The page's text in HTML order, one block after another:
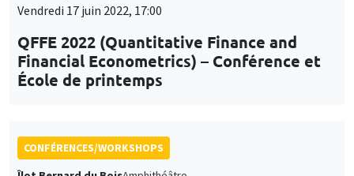
Vendredi 17 juin 2022, 17:00
QFFE 2022 (Quantitative Finance and
Financial Econometrics) – Conférence et
École de printemps
CONFÉRENCES/WORKSHOPS